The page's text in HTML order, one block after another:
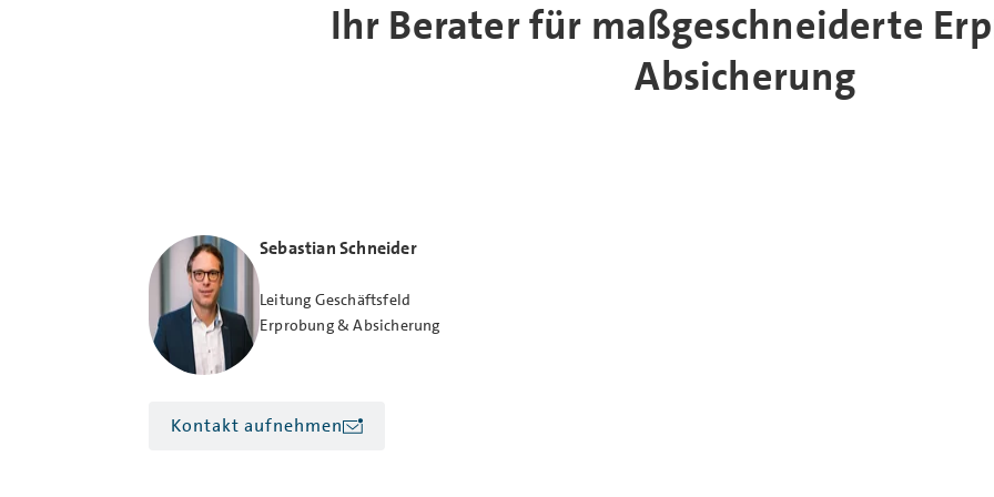
Ihr Berater für maßgeschneiderte
Absicherung
Sebastian Schneider
Leitung Geschäftsfeld
Erprobung & Absicherung
Kontakt aufnehmen